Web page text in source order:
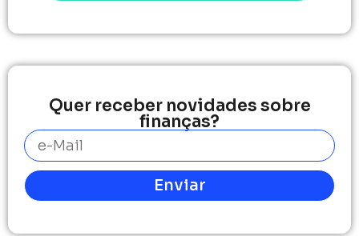
Quer receber novidades sobre
finanças?
Enviar